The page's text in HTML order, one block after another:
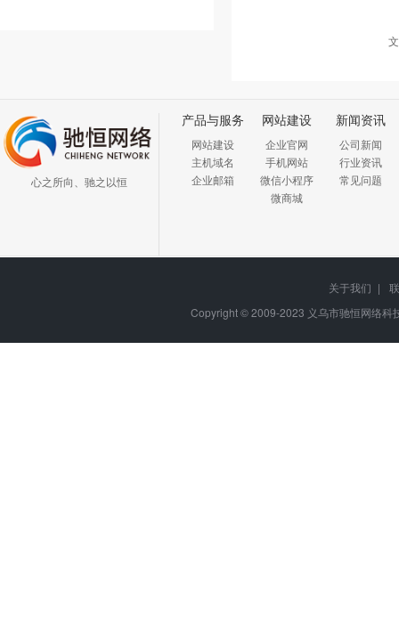
心之所向、驰之以恒
产品与服务
网站建设
主机域名
企业邮箱
网站建设
企业官网
手机网站
微信小程序
微商城
新闻资讯
公司新闻
行业资讯
常见问题
关于我们 |
Copyright © 2009-2023 义乌市驰恒网络科